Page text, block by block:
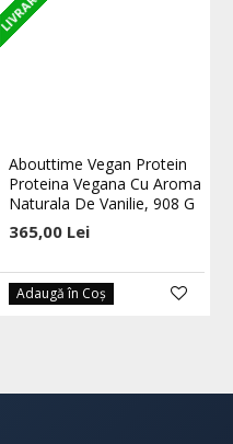
Abouttime Vegan Protein
Proteina Vegana Cu Aroma
Naturala De Vanilie, 908 G
365,00 Lei
Adaugă în Coş